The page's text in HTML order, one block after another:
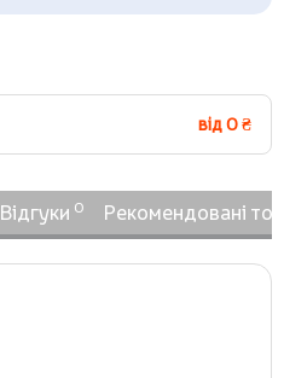
від 0 ₴
Відгуки 0 Рекомендовані